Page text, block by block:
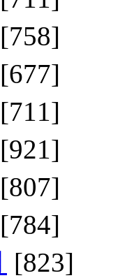
[758]
[677]
[711]
[921]
[807]
[784]
[823]